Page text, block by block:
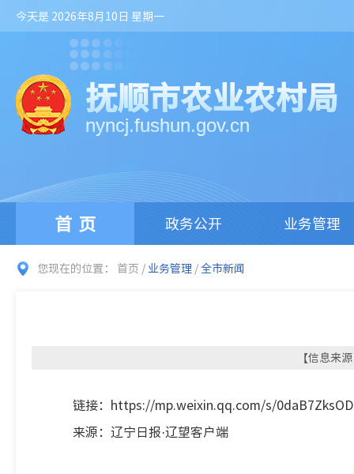
今天是 2026年8月10日 星期一
抚顺市农业农村局
nyncj.fushun.gov.cn
首页 政务公开 业务管理
您现在的位置： 首页 /业务管理 /全市新闻
【信息来
链接：https://mp.weixin.qq.com/s/
来源：辽宁日报·辽望客户端